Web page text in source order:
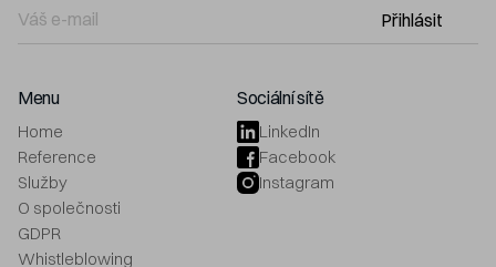
Menu
Home
Reference
Služby
O společnosti
GDPR
Whistleblowing
Sociální sítě
LinkedIn
Facebook
Instagram
Přihlásit